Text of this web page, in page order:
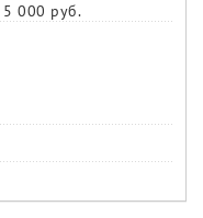
5 000 руб.